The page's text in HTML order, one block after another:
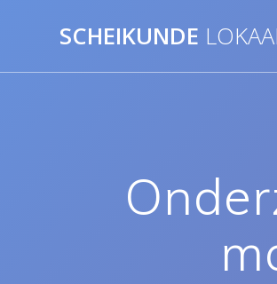
inhoud
SCHEIKUNDE